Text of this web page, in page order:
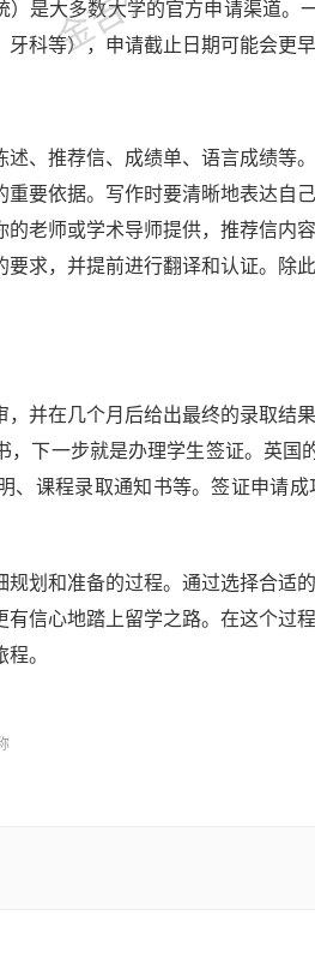
是大多数大学的官方申请渠道
科等），申请截止日期可能会更早
、推荐信、成绩单、语言成绩等
要依据。写作时要清晰地表达自
老师或学术导师提供，推荐信内
求，并提前进行翻译和认证。除
并在几个月后给出最终的录取结
下一步就是办理学生签证。英
、课程录取通知书等。签证申请
划和准备的过程。通过选择合适
信心地踏上留学之路。在这个过
。